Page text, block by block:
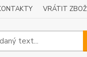
VRÁTIT